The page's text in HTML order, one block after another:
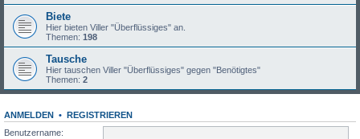
Biete
Hier bieten Viller "Überflüssiges" an.
Themen: 198
Tausche
Hier tauschen Viller "Überflüssiges" gegen "Benötigtes"
Themen: 2
ANMELDEN • REGISTRIEREN
Benutzername: